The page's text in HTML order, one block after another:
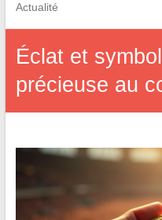
Actualité
Éclat et
précieuse au